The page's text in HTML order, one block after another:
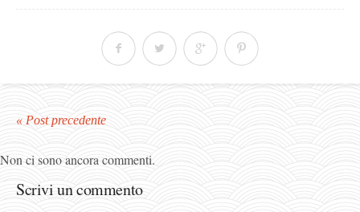
« Post precedente
Non ci sono ancora commenti.
Scrivi un commento